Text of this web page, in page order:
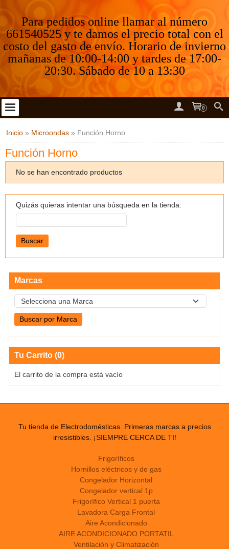
Para pedidos online llamar al número
661540525 y te damos el precio total con el
costo del gasto de envío. Horario de invierno
mañanas de 10:00-14:00 y tardes de 17:00-
20:30. Sábado de 10 a 13:30
0
Marcas
Tu Carrito (0)
El carrito de la compra está vacío
Inicio » Microondas » Función Horno
Función Horno
No se han encontrado productos
Quizás quieras intentar una búsqueda en la tienda:
Tu tienda de Electrodomésticas. Primeras marcas a precios
irresistibles. ¡SIEMPRE CERCA DE TI!
Frigoríficos
Hornillos eléctricos y de gas
Congelador Horizontal
Congelador vertical 1p
Frigorífico Vertical 1 puerta
Lavadora Carga Frontal
Aire Acondicionado
AIRE ACONDICIONADO PORTATIL
Ventilación y Climatización